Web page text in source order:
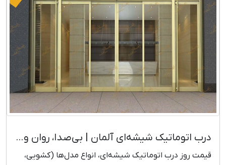
درب اتوماتیک شیشه‌ای آلمان | بی‌صدا، روان و مدرن + قیمت روز
قیمت روز درب اتوماتیک شیشه‌ای، انواع مدل‌ها (کشویی،